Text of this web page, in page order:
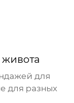
для
для разных